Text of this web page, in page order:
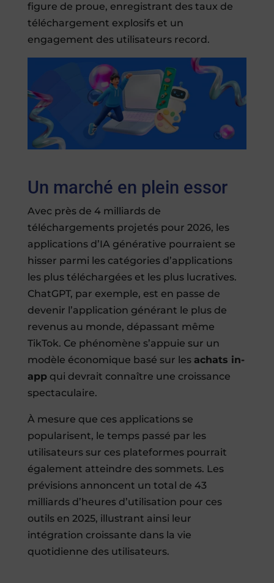
figure de proue, enregistrant des taux de
téléchargement explosifs et un
engagement des utilisateurs record.
Un marché en plein essor
Avec près de 4 milliards de
téléchargements projetés pour 2026, les
applications d’IA générative pourraient se
hisser parmi les catégories d’applications
les plus téléchargées et les plus lucratives.
ChatGPT, par exemple, est en passe de
devenir l’application générant le plus de
revenus au monde, dépassant même
TikTok. Ce phénomène s’appuie sur un
modèle économique basé sur les achats in-
appqui devrait connaître une croissance
spectaculaire.
À mesure que ces applications se
popularisent, le temps passé par les
utilisateurs sur ces plateformes pourrait
également atteindre des sommets. Les
prévisions annoncent un total de 43
milliards d’heures d’utilisation pour ces
outils en 2025, illustrant ainsi leur
intégration croissante dans la vie
quotidienne des utilisateurs.